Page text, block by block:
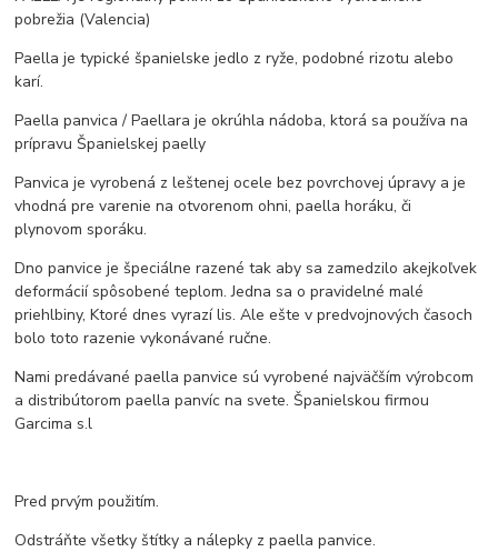
pobrežia (Valencia)
Paella je typické španielske jedlo z ryže, podobné rizotu alebo
karí.
Paella panvica / Paellara je okrúhla nádoba, ktorá sa používa na
prípravu Španielskej paelly
Panvica je vyrobená z leštenej ocele bez povrchovej úpravy a je
vhodná pre varenie na otvorenom ohni, paella horáku, či
plynovom sporáku.
Dno panvice je špeciálne razené tak aby sa zamedzilo akejkoľvek
deformácií spôsobené teplom. Jedna sa o pravidelné malé
priehlbiny, Ktoré dnes vyrazí lis. Ale ešte v predvojnových časoch
bolo toto razenie vykonávané ručne.
Nami predávané paella panvice sú vyrobené najväčším výrobcom
a distribútorom paella panvíc na svete. Španielskou firmou
Garcima s.l
Pred prvým použitím.
Odstráňte všetky štítky a nálepky z paella panvice.